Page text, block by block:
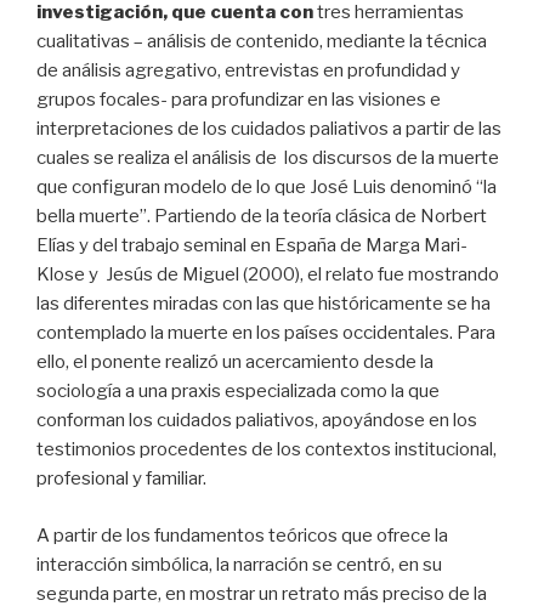
investigación, que cuenta contres herramientas
cualitativas – análisis de contenido, mediante la técnica
de análisis agregativo, entrevistas en profundidad y
grupos focales- para profundizar en las visiones e
interpretaciones de los cuidados paliativos a partir de las
cuales se realiza el análisis de los discursos de la muerte
que configuran modelo de lo que José Luis denominó “la
bella muerte”. Partiendo de la teoría clásica de Norbert
Elías y del trabajo seminal en España de Marga Mari-
Klose y Jesús de Miguel (2000), el relato fue mostrando
las diferentes miradas con las que históricamente se ha
contemplado la muerte en los países occidentales. Para
ello, el ponente realizó un acercamiento desde la
sociología a una praxis especializada como la que
conforman los cuidados paliativos, apoyándose en los
testimonios procedentes de los contextos institucional,
profesional y familiar.
A partir de los fundamentos teóricos que ofrece la
interacción simbólica, la narración se centró, en su
segunda parte, en mostrar un retrato más preciso de la